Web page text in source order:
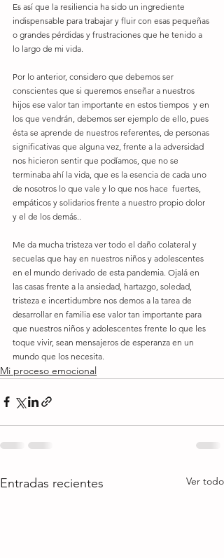
Es así que la resiliencia ha sido un ingrediente
indispensable para trabajar y fluir con esas pequeñas
o grandes pérdidas y frustraciones que he tenido a
lo largo de mi vida.
Por lo anterior, considero que debemos ser
conscientes que si queremos enseñar a nuestros
hijos ese valor tan importante en estos tiempos  y en
los que vendrán, debemos ser ejemplo de ello, pues
ésta se aprende de nuestros referentes, de personas
significativas que alguna vez, frente a la adversidad
nos hicieron sentir que podíamos, que no se
terminaba ahí la vida, que es la esencia de cada uno
de nosotros lo que vale y lo que nos hace  fuertes,
empáticos y solidarios frente a nuestro propio dolor
y el de los demás..
Me da mucha tristeza ver todo el daño colateral y
secuelas que hay en nuestros niños y adolescentes
en el mundo derivado de esta pandemia. Ojalá en
las casas frente a la ansiedad, hartazgo, soledad,
tristeza e incertidumbre nos demos a la tarea de
desarrollar en familia ese valor tan importante para
que nuestros niños y adolescentes frente lo que les
toque vivir, sean mensajeros de esperanza en un
mundo que los necesita.
Mi proceso emocional
Entradas recientes Ver todo